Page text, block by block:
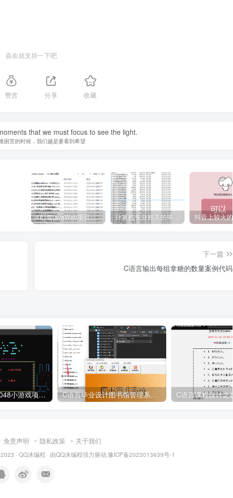
喜欢就支持一下吧
赞赏 分享 收藏
that we must focus to see the light.
困苦的时候，我们越是要看到希望
161套javaWeb项目源码免费分享 计算机专业相关的毕业设计论文合集免费下载
下一篇
C语言输出每组拿糖的数量案例代码
C语言课程设计2048小游戏项目源码 C语言毕业设计图书馆管理系统项目源码
免责声明 隐私政策 关于我们
· QQ沐编程 · 由QQ沐编程强力驱动. 豫ICP备2023013639号-1